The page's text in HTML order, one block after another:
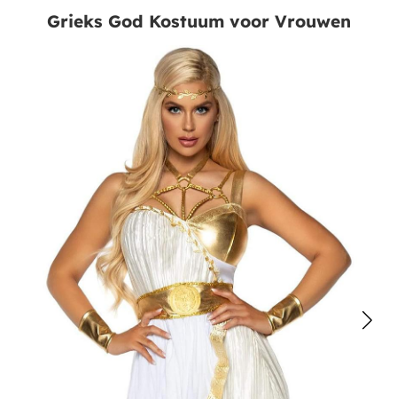
Grieks God Kostuum voor Vrouwen